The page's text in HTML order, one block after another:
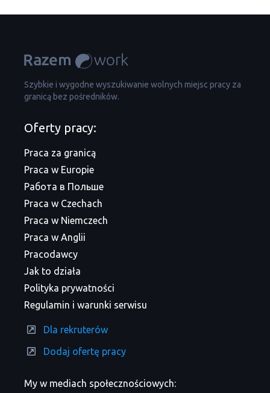
Szybkie i wygodne wyszukiwanie wolnych miejsc pracy za
granicą bez pośredników.
My w mediach społecznościowych:
Oferty pracy:
Praca za granicą
Praca w Europie
Работа в Польше
Praca w Czechach
Praca w Niemczech
Praca w Anglii
Pracodawcy
Jak to działa
Polityka prywatności
Regulamin i warunki serwisu
Dla rekruterów
Dodaj ofertę pracy